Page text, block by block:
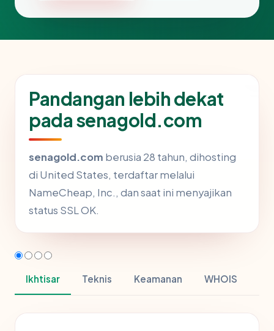
Pandangan lebih dekat
pada senagold.com
senagold.com berusia 28 tahun, dihosting
di United States, terdaftar melalui
NameCheap, Inc., dan saat ini menyajikan
status SSL OK.
Ikhtisar Teknis Keamanan WHOIS